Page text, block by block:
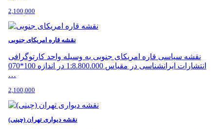
2,100,000
نقشه قاره امریکای جنوبی
نقشه سیاسی قاره امریکای جنوبی به وسیله واحد کارتوگرافی
انتشارات ایرانشناسی در مقیاس 1:8.800.000 در اندازه 100*070
…
2,100,000
نقشه دیواری تهران (چینی)